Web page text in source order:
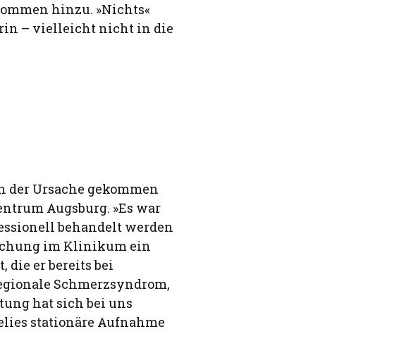
hinzu. »Nichts«
– vielleicht nicht in die
Ursache gekommen
Augsburg. »Es war
behandelt werden
im Klinikum ein
die er bereits bei
Schmerzsyndrom,
hat sich bei uns
stationäre Aufnahme